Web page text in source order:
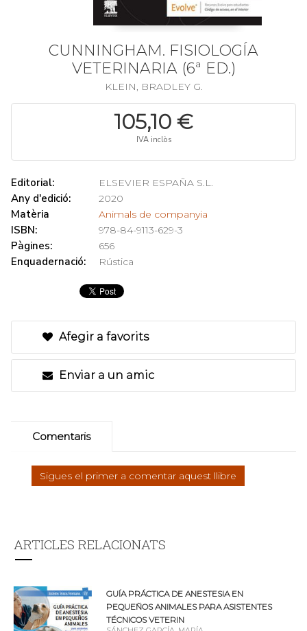
CUNNINGHAM. FISIOLOGÍA
VETERINARIA (6ª ED.)
KLEIN, BRADLEY G.
105,10 €
IVA inclòs
Editorial: ELSEVIER ESPAÑA S.L.
Any d'edició: 2020
Matèria Animals de companyia
ISBN: 978-84-9113-629-3
Pàgines: 656
Enquadernació: Rústica
Afegir a favorits
Enviar a un amic
Comentaris
Sigues el primer a comentar aquest llibre
ARTICLES RELACIONATS
GUÍA PRÁCTICA DE ANESTESIA EN
PEQUEÑOS ANIMALES PARA ASISTENTES
TÉCNICOS VETERIN